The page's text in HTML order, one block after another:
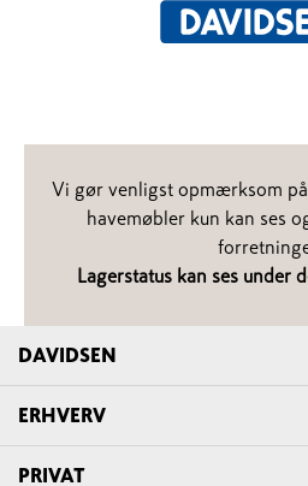
Vi gør venligst opmærksom
havemøbler kun kan ses
​​​​​​​Lagerstatus kan ses under
DAVIDSEN
ERHVERV
PRIVAT